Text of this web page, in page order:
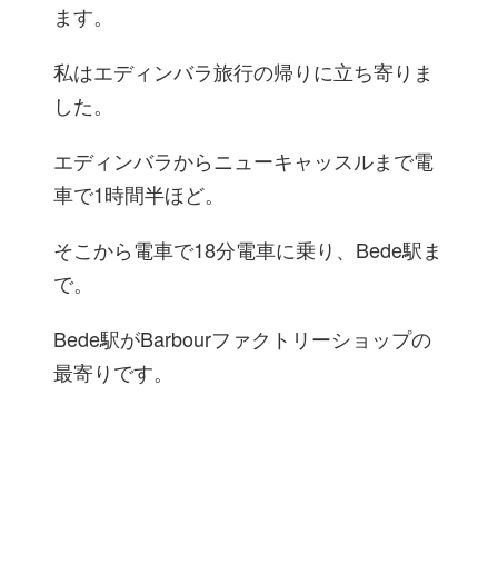
ます。
私はエディンバラ旅行の帰りに立ち寄りま
した。
エディンバラからニューキャッスルまで電
車で1時間半ほど。
そこから電車で18分電車に乗り、Bede駅ま
で。
Bede駅がBarbourファクトリーショップの
最寄りです。